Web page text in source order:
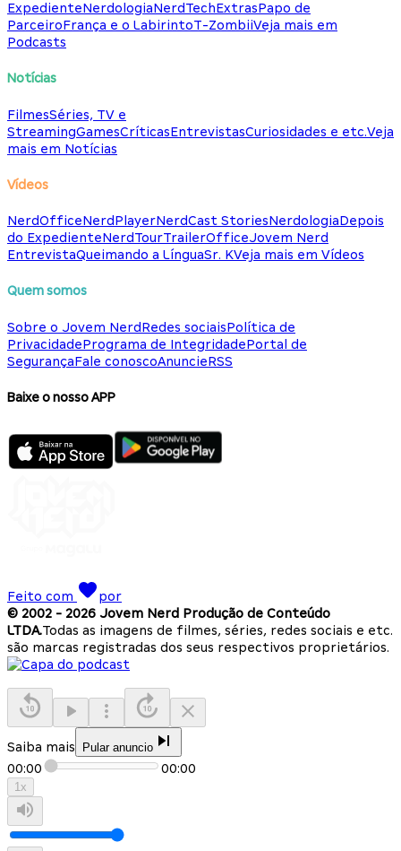
ExpedienteNerdologiaNerdTechExtrasPapo de
ParceiroFrança e o LabirintoT-ZombiiVeja mais em
Podcasts
Notícias
FilmesSéries, TV e
StreamingGamesCríticasEntrevistasCuriosidades e etc.Veja
mais em Notícias
Vídeos
NerdOfficeNerdPlayerNerdCast StoriesNerdologiaDepois
do ExpedienteNerdTourTrailerOfficeJovem Nerd
EntrevistaQueimando a LínguaSr. KVeja mais em Vídeos
Quem somos
Sobre o Jovem NerdRedes sociaisPolítica de
PrivacidadePrograma de IntegridadePortal de
SegurançaFale conoscoAnuncieRSS
Baixe o nosso APP
Feito com
por
© 2002 - 2026 Jovem Nerd Produção de Conteúdo
LTDA.Todas as imagens de filmes, séries, redes sociais e etc.
são marcas registradas dos seus respectivos proprietários.
Saiba mais Pular anuncio
00:00 00:00
1x